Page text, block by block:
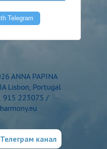
ANNA PAPINA
Lisbon, Portugal
915 223075 /
Телеграм канал